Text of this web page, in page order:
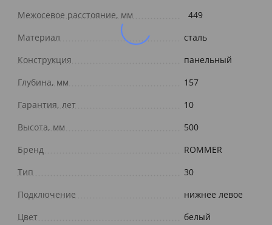
Межосевое расстояние, мм
449
Материал
сталь
Конструкция
панельный
Глубина, мм
157
Гарантия, лет
10
Высота, мм
500
Бренд
ROMMER
Тип
30
Подключение
нижнее левое
Цвет
белый